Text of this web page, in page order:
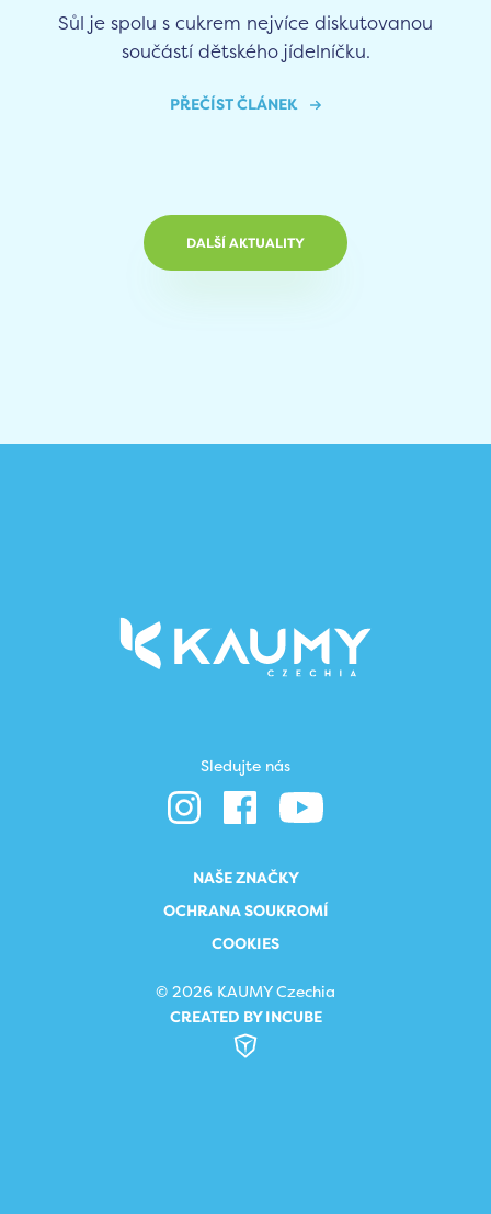
Sůl je spolu s cukrem nejvíce diskutovanou
součástí dětského jídelníčku.
PŘEČÍST ČLÁNEK
DALŠÍ AKTUALITY
Sledujte nás
NAŠE ZNAČKY
OCHRANA SOUKROMÍ
COOKIES
© 2026 KAUMY Czechia
CREATED BY INCUBE